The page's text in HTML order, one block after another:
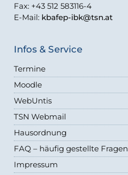
Fax: +43 512 583116-4
E-Mail: kbafep-ibk@tsn.at
Infos & Service
Termine
Moodle
WebUntis
TSN Webmail
Hausordnung
FAQ – häufig gestellte Fragen
Impressum